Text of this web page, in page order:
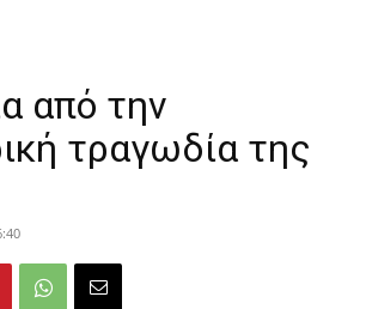
από την
τραγωδία της